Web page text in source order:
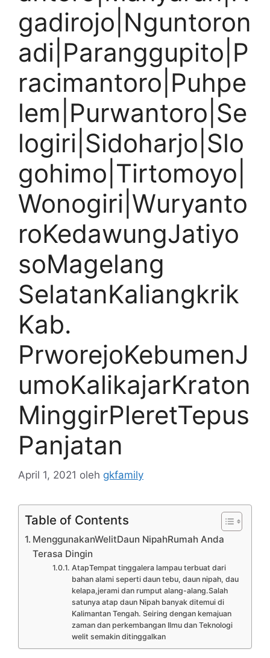
gadirojo|Nguntoron
adi|Paranggupito|P
racimantoro|Puhpe
lem|Purwantoro|Se
logiri|Sidoharjo|Slo
gohimo|Tirtomoyo|
Wonogiri|Wuryanto
roKedawungJatiyo
soMagelang
SelatanKaliangkrik
Kab.
PrworejoKebumenJ
umoKalikajarKraton
MinggirPleretTepus
Panjatan
April 1, 2021 oleh gkfamily
Table of Contents
MenggunakanWelitDaun NipahRumah Anda
Terasa Dingin
AtapTempat tinggalera lampau terbuat dari
bahan alami seperti daun tebu, daun nipah, dau
kelapa,jerami dan rumput alang-alang.Salah
satunya atap daun Nipah banyak ditemui di
Kalimantan Tengah. Seiring dengan kemajuan
zaman dan perkembangan Ilmu dan Teknologi
welit semakin ditinggalkan